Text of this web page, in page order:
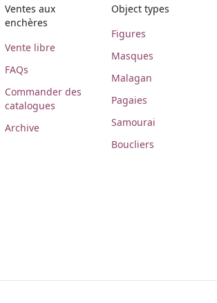
Ventes aux
enchères
Vente libre
FAQs
Commander des
catalogues
Archive
Object types
Figures
Masques
Malagan
Pagaies
Samourai
Boucliers